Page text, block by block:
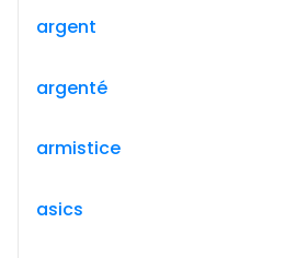
argent
argenté
armistice
asics